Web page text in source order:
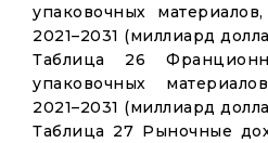
упаковочных
2021–2031 (миллиард
Таблица 26
упаковочных
2021–2031 (миллиард
Таблица 27 Рыночные